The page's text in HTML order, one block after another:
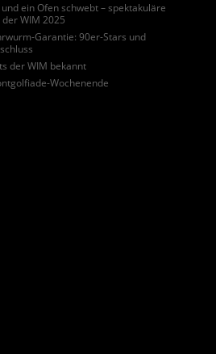
ein Ofen schwebt – spektakuläre
WIM 2025
Garantie: 90er-Stars und
der WIM bekannt
Wochenende